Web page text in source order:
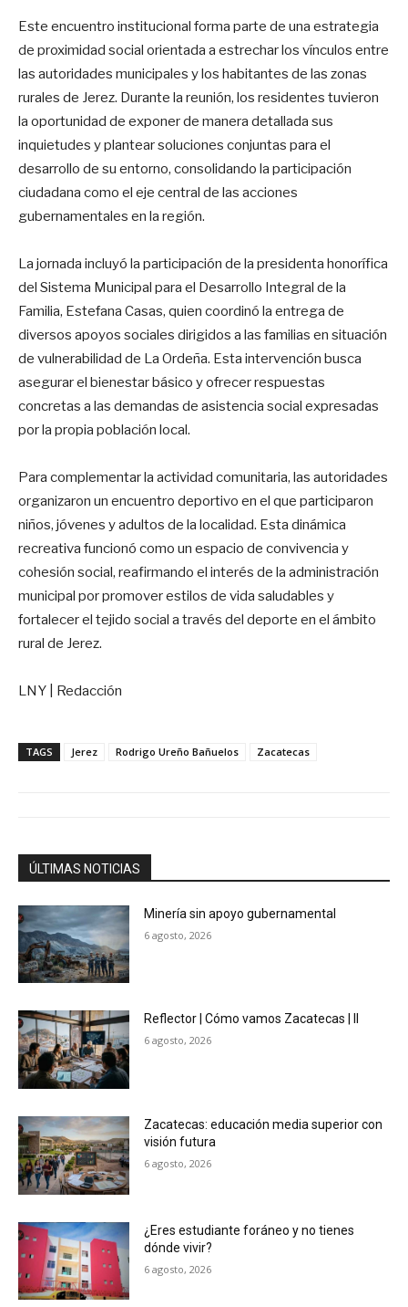
Este encuentro institucional forma parte de una estrategia
de proximidad social orientada a estrechar los vínculos entre
las autoridades municipales y los habitantes de las zonas
rurales de Jerez. Durante la reunión, los residentes tuvieron
la oportunidad de exponer de manera detallada sus
inquietudes y plantear soluciones conjuntas para el
desarrollo de su entorno, consolidando la participación
ciudadana como el eje central de las acciones
gubernamentales en la región.
La jornada incluyó la participación de la presidenta honorífica
del Sistema Municipal para el Desarrollo Integral de la
Familia, Estefana Casas, quien coordinó la entrega de
diversos apoyos sociales dirigidos a las familias en situación
de vulnerabilidad de La Ordeña. Esta intervención busca
asegurar el bienestar básico y ofrecer respuestas
concretas a las demandas de asistencia social expresadas
por la propia población local.
Para complementar la actividad comunitaria, las autoridades
organizaron un encuentro deportivo en el que participaron
niños, jóvenes y adultos de la localidad. Esta dinámica
recreativa funcionó como un espacio de convivencia y
cohesión social, reafirmando el interés de la administración
municipal por promover estilos de vida saludables y
fortalecer el tejido social a través del deporte en el ámbito
rural de Jerez.
LNY | Redacción
TAGS Jerez Rodrigo Ureño Bañuelos Zacatecas
ÚLTIMAS NOTICIAS
Minería sin apoyo gubernamental
6 agosto, 2026
Reflector | Cómo vamos Zacatecas | II
6 agosto, 2026
Zacatecas: educación media superior con
visión futura
6 agosto, 2026
¿Eres estudiante foráneo y no tienes
dónde vivir?
6 agosto, 2026